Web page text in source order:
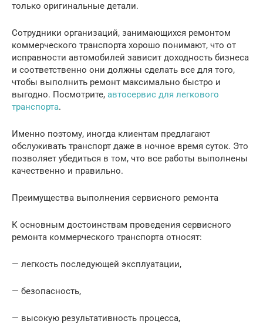
только оригинальные детали.
Сотрудники организаций, занимающихся ремонтом
коммерческого транспорта хорошо понимают, что от
исправности автомобилей зависит доходность бизнеса
и соответственно они должны сделать все для того,
чтобы выполнить ремонт максимально быстро и
выгодно. Посмотрите, автосервис для легкового
транспорта.
Именно поэтому, иногда клиентам предлагают
обслуживать транспорт даже в ночное время суток. Это
позволяет убедиться в том, что все работы выполнены
качественно и правильно.
Преимущества выполнения сервисного ремонта
К основным достоинствам проведения сервисного
ремонта коммерческого транспорта относят:
— легкость последующей эксплуатации,
— безопасность,
— высокую результативность процесса,